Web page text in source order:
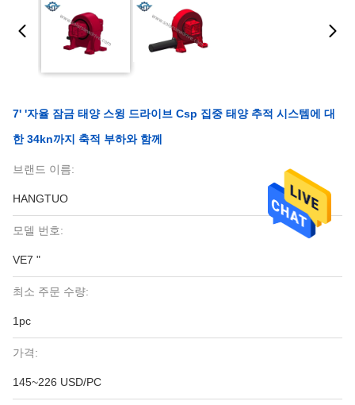
7' '자율 잠금 태양 스윙 드라이브 Csp 집중 태양 추적 시스템에 대
한 34kn까지 축적 부하와 함께
브랜드 이름:
HANGTUO
모델 번호:
VE7 "
최소 주문 수량:
1pc
가격:
145~226 USD/PC